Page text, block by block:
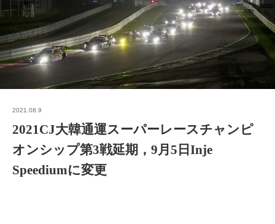
2021.08.9
2021CJ大韓通運スーパーレースチャンピ
オンシップ第3戦延期，9月5日Inje
Speediumに変更